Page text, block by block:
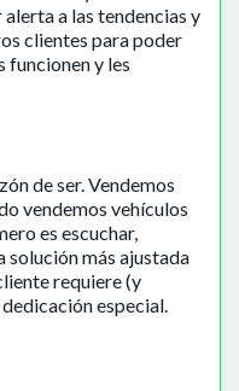
a las tendencias y
clientes para poder
funcionen y les
de ser. Vendemos
vendemos vehículos
es escuchar,
solución más ajustada
requiere (y
especial.